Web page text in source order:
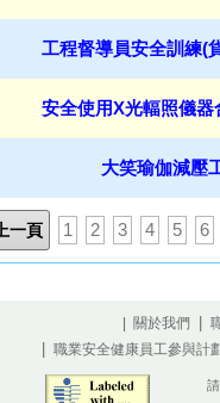
工程督導員安全訓練(
安全使用X光輻照儀器
大笑瑜伽減壓
上一頁 1 2 3 4 5 6
| 關於我們|
職業安全健康員工參與計劃